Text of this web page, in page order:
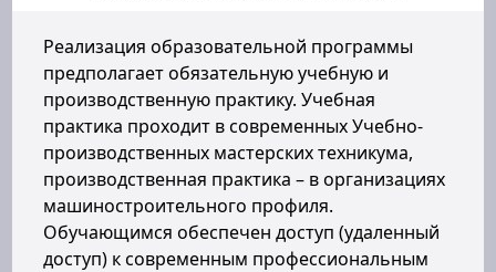
Реализация образовательной программы
предполагает обязательную учебную и
производственную практику. Учебная
практика проходит в современных Учебно-
производственных мастерских техникума,
производственная практика – в организациях
машиностроительного профиля.
Обучающимся обеспечен доступ (удаленный
доступ) к современным профессиональным